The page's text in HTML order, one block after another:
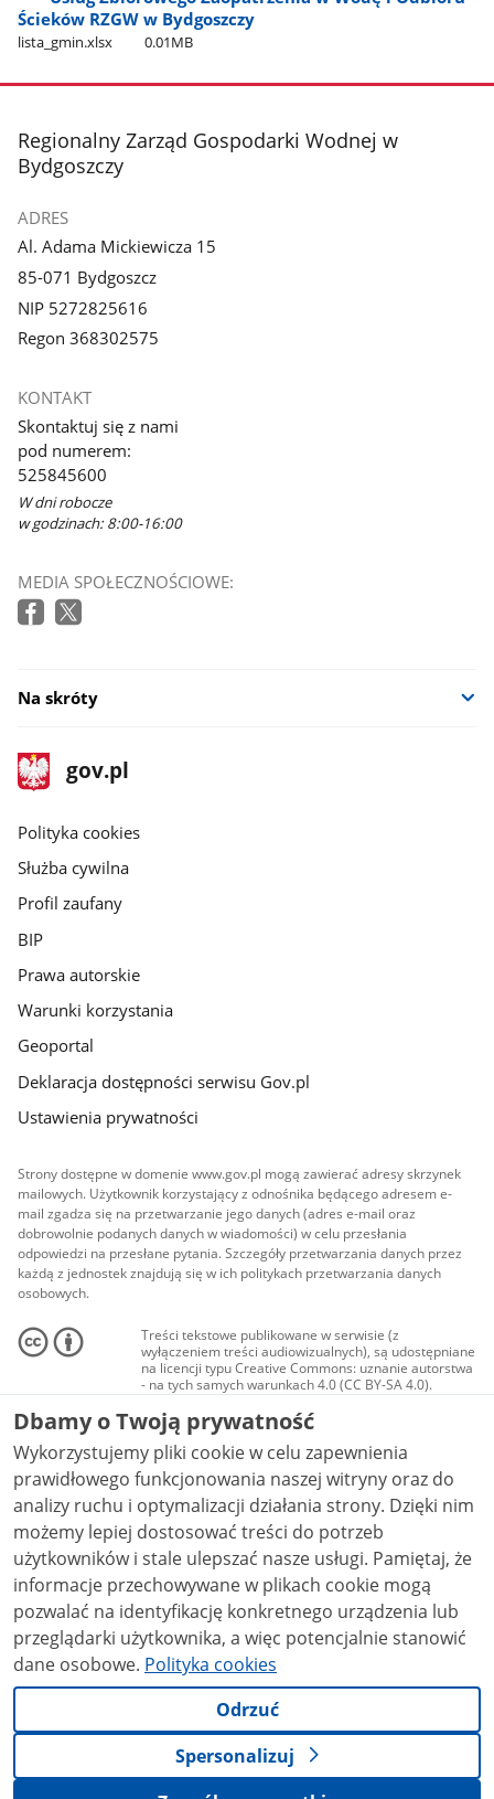
Ścieków RZGW w Bydgoszczy
lista​_gmin.xlsx 0.01MB
stopka
Regionalny Zarząd Gospodarki Wodnej w
Bydgoszczy
ADRES
Al. Adama Mickiewicza 15
85-071 Bydgoszcz
NIP 5272825616
Regon 368302575
KONTAKT
Skontaktuj się z nami
pod numerem:
525845600
W dni robocze
w godzinach: 8:00-16:00
MEDIA SPOŁECZNOŚCIOWE:
Na skróty
stopka
gov.pl
Strona
gov.pl
gov.pl
Polityka cookies
Służba cywilna
Profil zaufany
BIP
Prawa autorskie
Warunki korzystania
Geoportal
Deklaracja dostępności serwisu Gov.pl
Ustawienia prywatności
Strony dostępne w domenie www.gov.pl mogą zawierać adresy skrzynek
mailowych. Użytkownik korzystający z odnośnika będącego adresem e-
mail zgadza się na przetwarzanie jego danych (adres e-mail oraz
dobrowolnie podanych danych w wiadomości) w celu przesłania
odpowiedzi na przesłane pytania. Szczegóły przetwarzania danych przez
każdą z jednostek znajdują się w ich politykach przetwarzania danych
osobowych.
Treści tekstowe publikowane w serwisie (z
wyłączeniem treści audiowizualnych), są udostępniane
na licencji typu Creative Commons: uznanie autorstwa
- na tych samych warunkach 4.0 (CC BY-SA 4.0).
Materiały audiowizualne, w tym zdjęcia, materiały
audio i wideo, są udostępniane na licencji typu
Creative Commons: uznanie autorstwa użycie
niekomercyjne - bez utworów zależnych 4.0 (CC BY-
NC-ND 4.0), o ile nie jest to stwierdzone inaczej.
Dbamy o Twoją prywatność
Wykorzystujemy pliki cookie w celu zapewnienia
prawidłowego funkcjonowania naszej witryny oraz do
analizy ruchu i optymalizacji działania strony. Dzięki nim
możemy lepiej dostosować treści do potrzeb
użytkowników i stale ulepszać nasze usługi. Pamiętaj, że
informacje przechowywane w plikach cookie mogą
pozwalać na identyfikację konkretnego urządzenia lub
przeglądarki użytkownika, a więc potencjalnie stanowić
dane osobowe. Polityka cookies
Odrzuć
Spersonalizuj